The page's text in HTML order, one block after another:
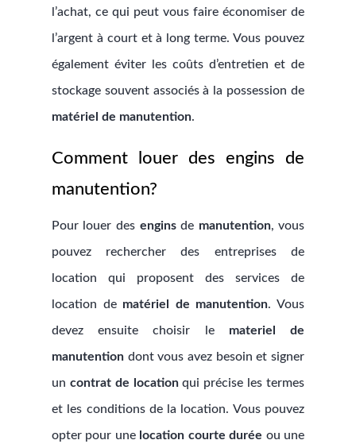
l’achat, ce qui peut vous faire économiser de
l’argent à court et à long terme. Vous pouvez
également éviter les coûts d’entretien et de
stockage souvent associés à la possession de
matériel de manutention.
Comment louer des engins de
manutention?
Pour louer des enginsde manutention, vous
pouvez rechercher des entreprises de
location qui proposent des services de
location de matériel de manutention. Vous
devez ensuite choisir le materiel de
manutentiondont vous avez besoin et signer
un contrat de locationqui précise les termes
et les conditions de la location. Vous pouvez
opter pour une location courte durée ou une